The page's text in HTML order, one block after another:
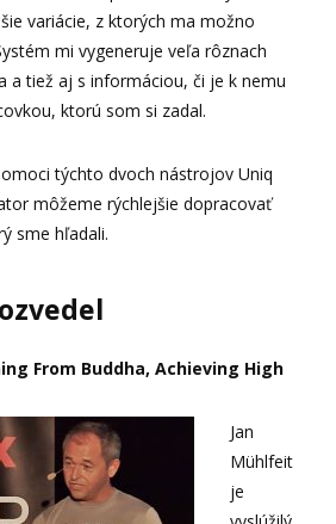
variácie, z ktorých ma možno
mi vygeneruje veľa rôznach
a tiež aj s informáciou, či je k nemu
ktorú som si zadal.
týchto dvoch nástrojov Uniq
môžeme rýchlejšie dopracovať
sme hľadali.
From Buddha, Achieving High
Jan
Mühlfeit
je